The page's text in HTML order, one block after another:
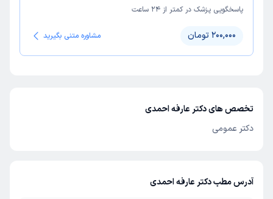
پاسخگویی پزشک در کمتر از ۲۴ ساعت
200,000 تومان مشاوره متنی بگیرید
تخصص های دکتر عارفه احمدی
دکتر عمومی
آدرس مطب دکتر عارفه احمدی